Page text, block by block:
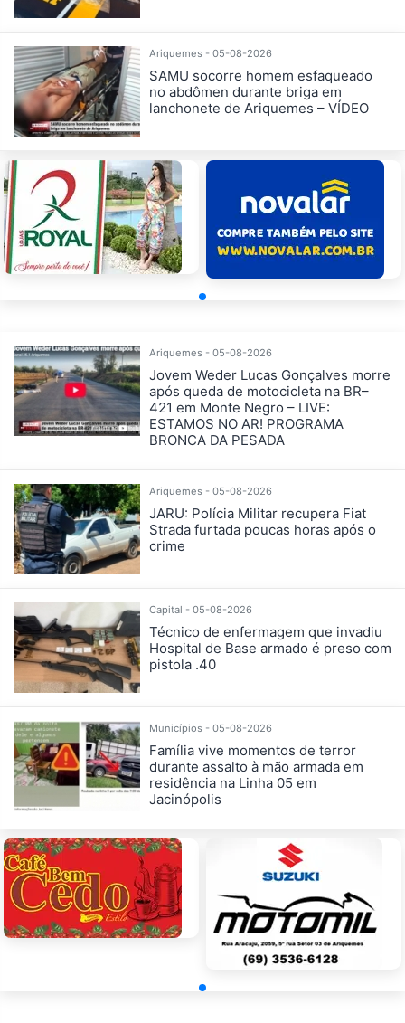
Ariquemes - 05-08-2026
SAMU socorre homem esfaqueado
no abdômen durante briga em
lanchonete de Ariquemes – VÍDEO
Ariquemes - 05-08-2026
Jovem Weder Lucas Gonçalves morre
após queda de motocicleta na BR–
421 em Monte Negro – LIVE:
ESTAMOS NO AR! PROGRAMA
BRONCA DA PESADA
Ariquemes - 05-08-2026
JARU: Polícia Militar recupera Fiat
Strada furtada poucas horas após o
crime
Capital - 05-08-2026
Técnico de enfermagem que invadiu
Hospital de Base armado é preso com
pistola .40
Municípios - 05-08-2026
Família vive momentos de terror
durante assalto à mão armada em
residência na Linha 05 em
Jacinópolis